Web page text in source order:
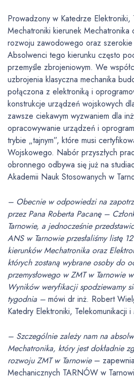
Prowadzony w Katedrze Elektroniki,
Mechatroniki kierunek Mechatronika
rozwoju zawodowego oraz szerokie
Absolwenci tego kierunku często
przemyśle zbrojeniowym. We
uzbrojenia klasyczna mechanika
połączona z elektroniką i
konstrukcje urządzeń wojskowych
zawsze ciekawym wyzwaniem dla
opracowywanie urządzeń i
trybie „tajnym”, które musi
Wojskowego. Nabór przyszłych
obronnego odbywa się już na
Akademii Nauk Stosowanych w
– Obecnie w odpowiedzi na
przez Pana Roberta Pacanę –
Tarnowie, a jednocześnie
ANS w Tarnowie przesłaliśmy listę
kierunków Mechatronika oraz
których zostaną wybrane osoby do
przemysłowego w ZMT w Tarnowie
Wyników weryfikacji spodziewamy
tygodnia – mówi dr inż. Robert
Katedry Elektroniki, Telekomunikacji
– Szczególnie zależy nam na
Mechatronika, który jest dokładnie
rozwoju ZMT w Tarnowie –
Mechanicznych TARNÓW w